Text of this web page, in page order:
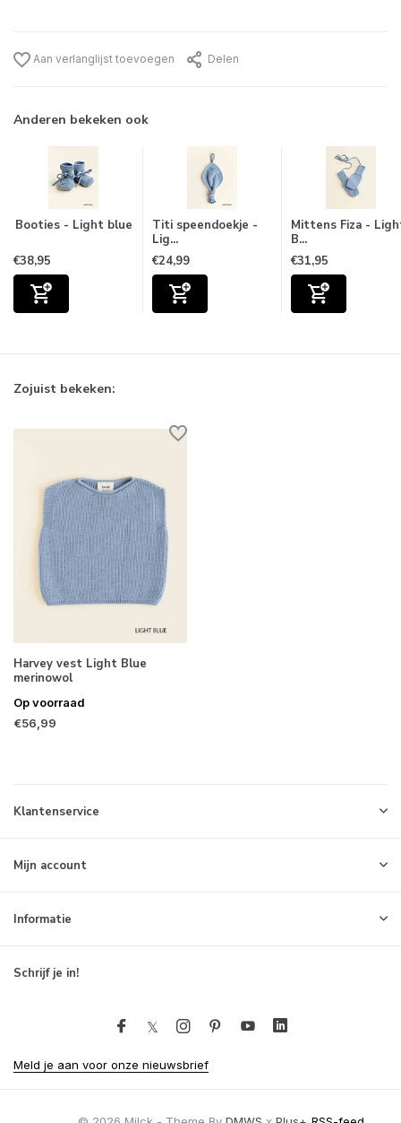
Aan verlanglijst toevoegen Delen
Anderen bekeken ook
Booties - Light blue
€38,95
Titi speendoekje -
Lig...
€24,99
Mittens Fiza -
B...
€31,95
Zojuist bekeken:
Harvey vest Light Blue
merinowol
Op voorraad
€56,99
Klantenservice
Mijn account
Informatie
Schrijf je in!
Meld je aan voor onze nieuwsbrief